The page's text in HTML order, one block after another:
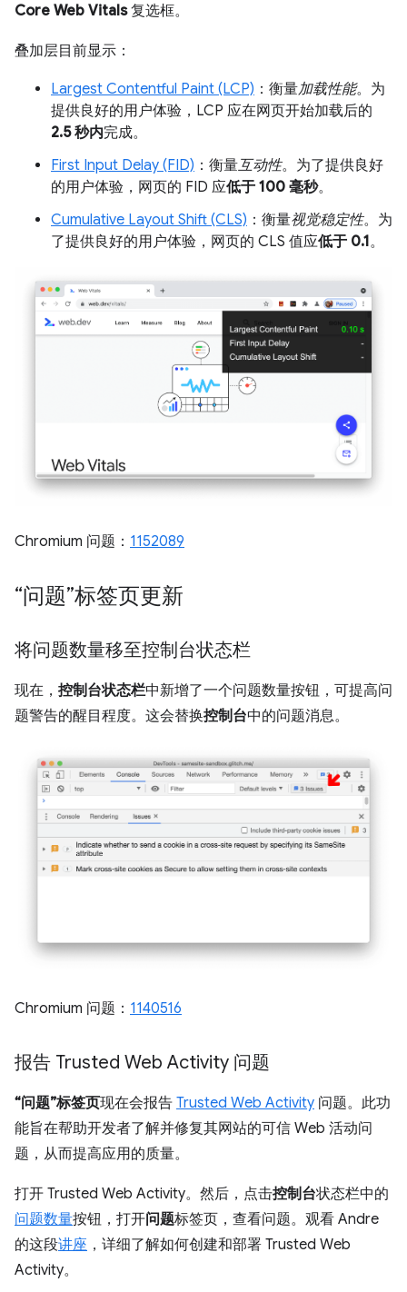
Core Web Vitals复选框。
叠加层目前显示：
Largest Contentful Paint (LCP) ：衡量加载性能。为
提供良好的用户体验，LCP 应在网页开始加载后的
2.5 秒内完成。
First Input Delay (FID) ：衡量互动性。为了提供良好
的用户体验，网页的 FID 应低于 100 毫秒。
Cumulative Layout Shift (CLS) ：衡量视觉稳定性。为
了提供良好的用户体验，网页的 CLS 值应低于 0.1。
Chromium 问题： 1152089
“问题”标签页更新
将问题数量移至控制台状态栏
现在， 控制台状态栏中新增了一个问题数量按钮，可提高问
题警告的醒目程度。这会替换控制台中的问题消息。
Chromium 问题： 1140516
报告 Trusted Web Activity 问题
“问题”标签页现在会报告 Trusted Web Activity 问题。此功
能旨在帮助开发者了解并修复其网站的可信 Web 活动问
题，从而提高应用的质量。
打开 Trusted Web Activity。然后，点击控制台状态栏中的
问题数量按钮，打开问题标签页，查看问题。观看 Andre
的这段讲座 ，详细了解如何创建和部署 Trusted Web
Activity。